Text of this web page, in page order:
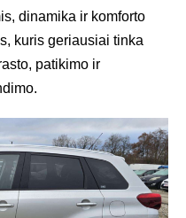
dinamika ir komforto
kuris geriausiai tinka
patikimo ir